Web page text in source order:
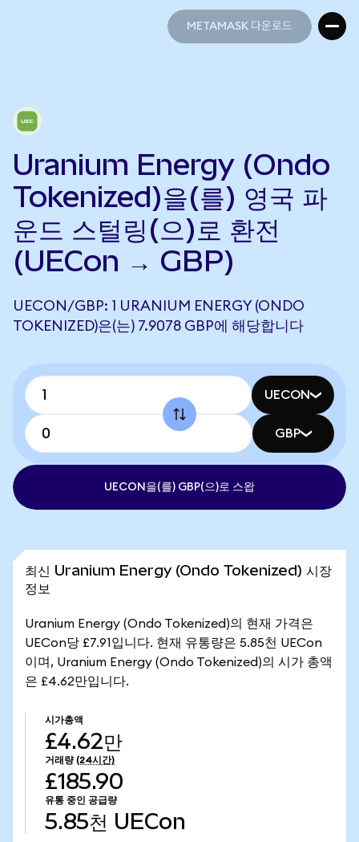
METAMASK 다운로드
Uranium Energy (Ondo
Tokenized)을(를) 영국 파
운드 스털링(으)로 환전
(UECon → GBP)
UECON/GBP: 1 URANIUM ENERGY (ONDO
TOKENIZED)은(는) 7.9078 GBP에 해당합니다
UECON
GBP
UECON을(를) GBP(으)로 스왑
최신 Uranium Energy (Ondo Tokenized) 시장
정보
Uranium Energy (Ondo Tokenized)의 현재 가격은
UECon당 £7.91입니다. 현재 유통량은 5.85천 UECon
이며, Uranium Energy (Ondo Tokenized)의 시가 총액
은 £4.62만입니다.
시가총액
£4.62만
거래량 (24시간)
£185.90
유통 중인 공급량
5.85천 UECon